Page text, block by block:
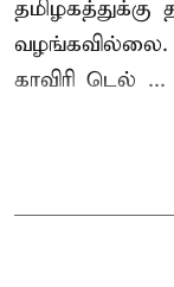
வழங்கவில்லை.
காவிரி டெல் ...